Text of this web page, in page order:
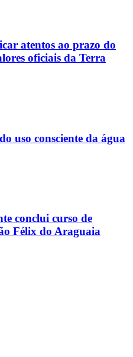
atentos ao prazo do
oficiais da Terra
uso consciente da água
conclui curso de
Félix do Araguaia